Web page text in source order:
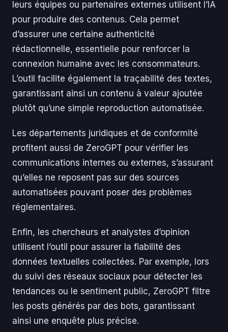
leurs équipes ou partenaires externes utilisent l’IA
pour produire des contenus. Cela permet
d’assurer une certaine authenticité
rédactionnelle, essentielle pour renforcer la
connexion humaine avec les consommateurs.
L’outil facilite également la traçabilité des textes,
garantissant ainsi un contenu à valeur ajoutée
plutôt qu’une simple reproduction automatisée.
Les départements juridiques et de conformité
profitent aussi de ZeroGPT pour vérifier les
communications internes ou externes, s’assurant
qu’elles ne reposent pas sur des sources
automatisées pouvant poser des problèmes
réglementaires.
Enfin, les chercheurs et analystes d’opinion
utilisent l’outil pour assurer la fiabilité des
données textuelles collectées. Par exemple, lors
du suivi des réseaux sociaux pour détecter les
tendances ou le sentiment public, ZeroGPT filtre
les posts générés par des bots, garantissant
ainsi une enquête plus précise.